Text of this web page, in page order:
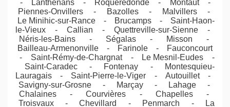
- Lanthenans - Roqueredonde - Montaut -
Piennes-Onvillers - Bazolles - Malvillers -
Le Minihic-sur-Rance - Brucamps - Saint-Haon-
le-Vieux - Callian - Quettreville-sur-Sienne -
Néris-les-Bains - Ségalas - Misson -
Bailleau-Armenonville - Farinole - Fauconcourt
- Saint-Rémy-de-Chargnat - Le Mesnil-Eudes -
Saint-Caradec - Fontenay - Montesquieu-
Lauragais - Saint-Pierre-le-Viger - Autouillet -
Savigny-sur-Grosne - Marçay - Lahage -
Chalaines - Courvières - Chapelles -
Troisvaux - Chevillard - Penmarch - La